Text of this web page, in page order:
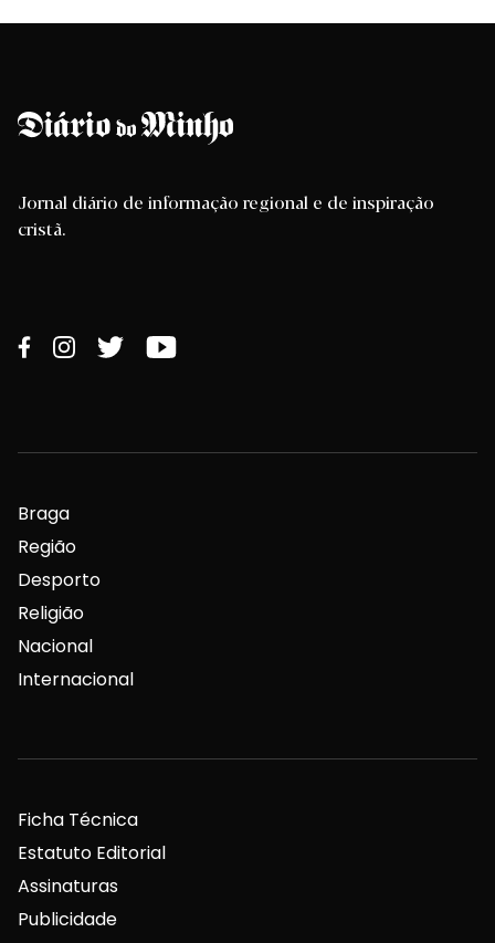
Jornal diário de informação regional e de inspiração
cristã.
Braga
Região
Desporto
Religião
Nacional
Internacional
Ficha Técnica
Estatuto Editorial
Assinaturas
Publicidade